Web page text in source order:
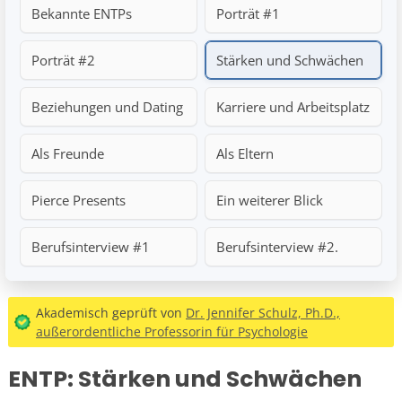
Bekannte ENTPs Porträt #1
Porträt #2 Stärken und Schwächen
Beziehungen und Dating Karriere und Arbeitsplatz
Als Freunde Als Eltern
Pierce Presents Ein weiterer Blick
Berufsinterview #1 Berufsinterview #2.
Akademisch geprüft von Dr. Jennifer Schulz, Ph.D.,
außerordentliche Professorin für Psychologie
ENTP: Stärken und Schwächen